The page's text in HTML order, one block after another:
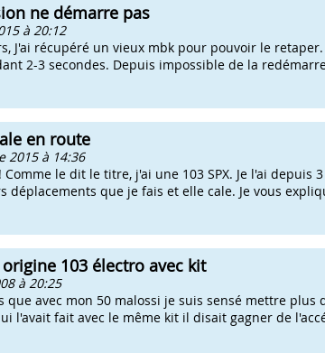
ne démarre pas
à 20:12
J'ai récupéré un vieux mbk pour pouvoir le
2-3 secondes. Depuis impossible de la
en route
2015 à 14:36
Comme le dit le titre, j'ai une 103 SPX. Je l'ai depuis
déplacements que je fais et elle cale. Je vous
103 électro avec kit
à 20:25
que avec mon 50 malossi je suis sensé mettre plus
l'avait fait avec le même kit il disait gagner de